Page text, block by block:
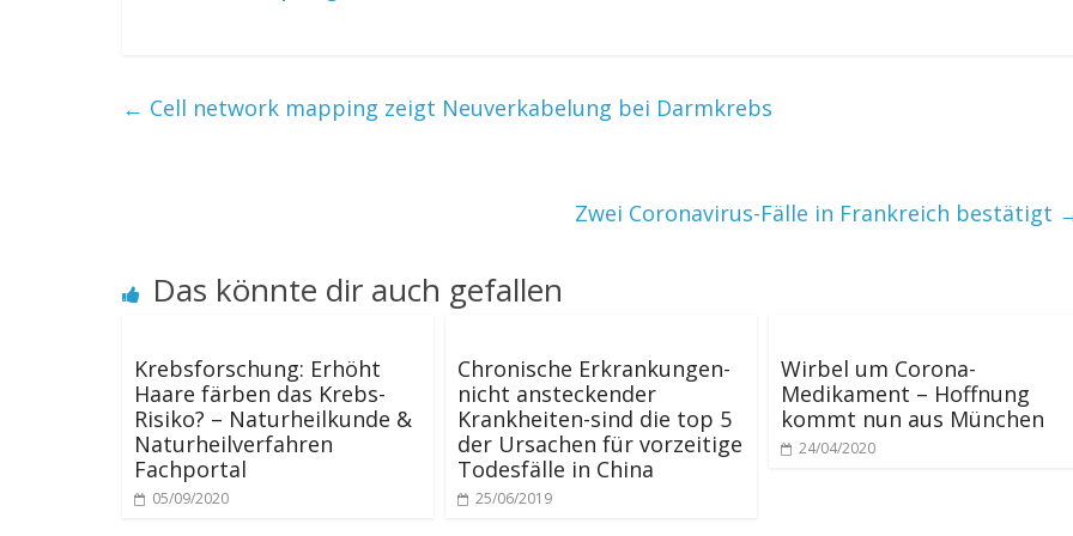
← Cell network mapping zeigt Neuverkabelung bei Darmkrebs
Zwei Coronavirus-Fälle in Frankreich bestätigt
Das könnte dir auch gefallen
Krebsforschung: Erhöht
Haare färben das Krebs-
Risiko? – Naturheilkunde &
Naturheilverfahren
Fachportal
05/09/2020
Chronische Erkrankungen-
nicht ansteckender
Krankheiten-sind die top 5
der Ursachen für vorzeitige
Todesfälle in China
25/06/2019
Wirbel um Corona-
Medikament – Hoffnung
kommt nun aus München
24/04/2020